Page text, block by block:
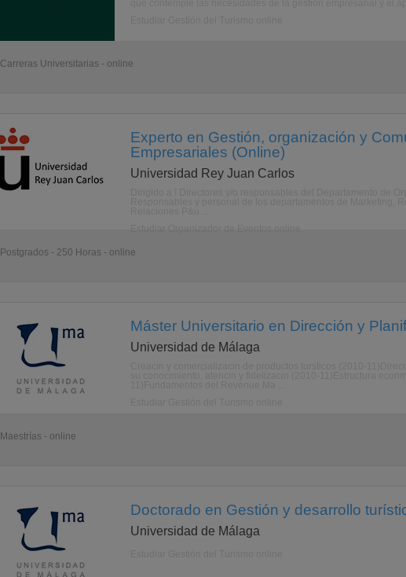
Carreras Universitarias - online
Experto en Gestión, organización y
Empresariales (Online)
Universidad Rey Juan Carlos
Postgrados - 250 Horas - online
Máster Universitario en Dirección y
Universidad de Málaga
Maestrías - online
Doctorado en Gestión y desarrollo
Universidad de Málaga